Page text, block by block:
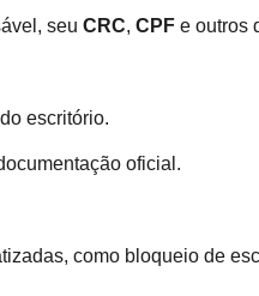
seu CRC, CPF e outros
escritório.
oficial.
como bloqueio de